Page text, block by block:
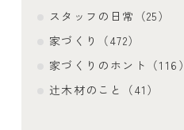
スタッフの日常（25）
家づくり（472）
家づくりのホント（116）
辻木材のこと（41）